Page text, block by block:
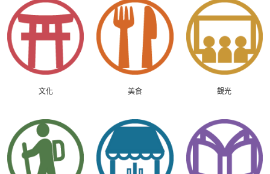
文化 美食 觀光